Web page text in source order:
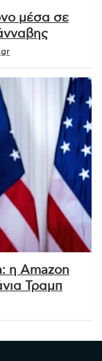
μέσα σε
η Amazon
Τραμπ